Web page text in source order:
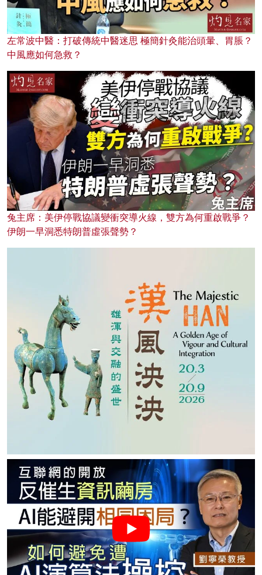
左常波中醫：打破傳統中醫迷思 極簡針灸能治頭暈、胃脹？
中風應如何急救？
兔主席：美伊停戰協議變衝突導火線，雙方為何重啟戰爭？
伊朗一早洞悉特朗普虛張聲勢？